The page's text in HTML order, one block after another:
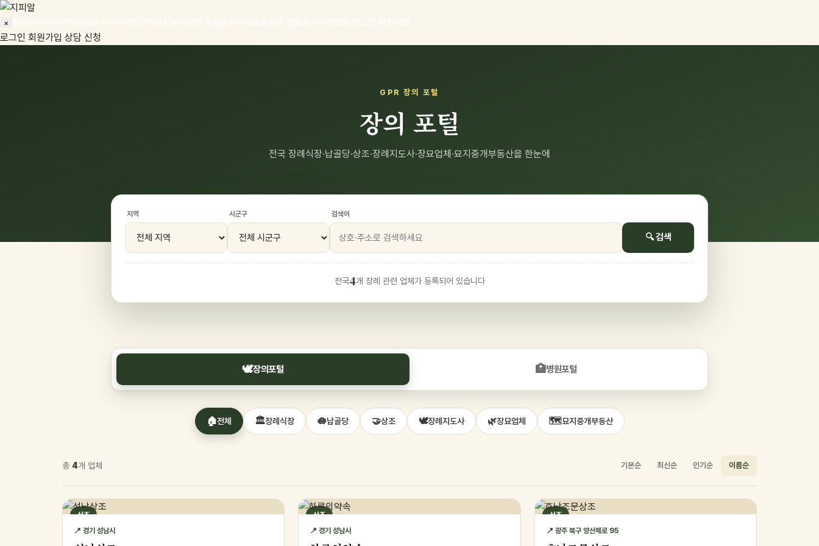
×
로그인 회원가입 상담 신청
GPR 장의 포털
장의 포털
전국 장례식장·납골당·상조·장례지도사·장묘업체·묘지중개부동산을 한눈에
지역 시군구 검색어
🔍 검색
전국4개 장례 관련 업체가 등록되어 있습니다
🕊️장의포털 🏥병원포털
🏠전체 🏛️장례식장 🪷납골당 🤝상조 🕊️장례지도사 🌿장묘업체 🗺️묘지중개부동산
총 4개 업체 기본순 최신순 인기순 이름순
상조
📍 경기 성남시
상조
📍 경기 성남시
상조
📍 광주 북구 양산제로 95